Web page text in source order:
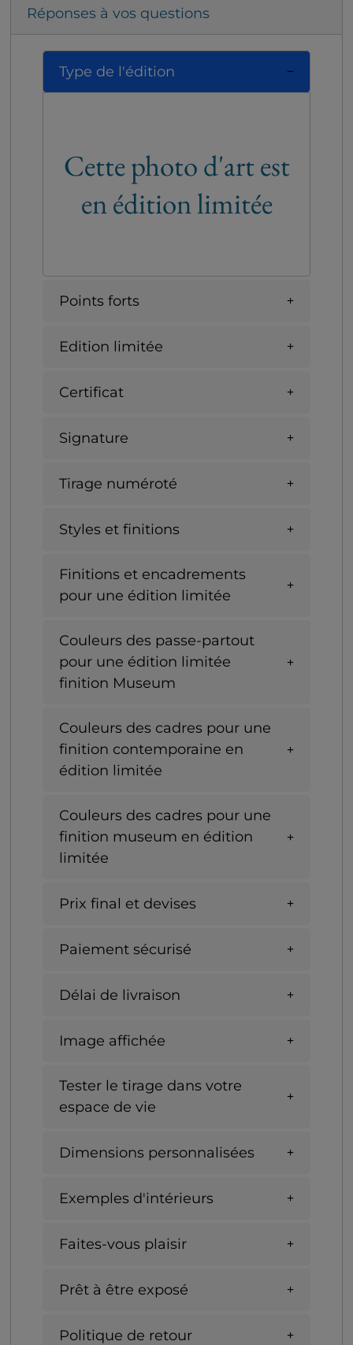
Réponses à vos questions
Type de l'édition
Cette photo d'art est
en édition limitée
Points forts
Edition limitée
Certificat
Signature
Tirage numéroté
Styles et finitions
Finitions et encadrements
pour une édition limitée
Couleurs des passe-partout
pour une édition limitée
finition Museum
Couleurs des cadres pour une
finition contemporaine en
édition limitée
Couleurs des cadres pour une
finition museum en édition
limitée
Prix final et devises
Paiement sécurisé
Délai de livraison
Image affichée
Tester le tirage dans votre
espace de vie
Dimensions personnalisées
Exemples d'intérieurs
Faites-vous plaisir
Prêt à être exposé
Politique de retour